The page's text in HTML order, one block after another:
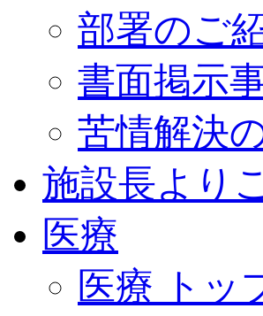
部署のご
書面掲示
苦情解決
施設長より
医療
医療 トッ